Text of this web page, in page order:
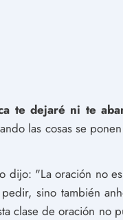
te dejaré ni te
las cosas se
dijo: "La oración no
sino también
clase de oración no